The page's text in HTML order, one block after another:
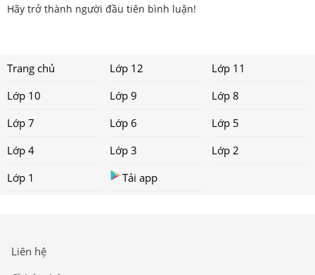
Hãy trở thành người đầu tiên bình luận!
Trang chủ Lớp 12
Lớp 11
Lớp 10
Lớp 9
Lớp 8
Lớp 7
Lớp 6
Lớp 5
Lớp 4
Lớp 3
Lớp 2
Lớp 1
Tải app
Liên hệ